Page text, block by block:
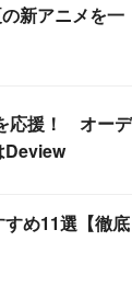
新アニメを一
応援！ オーデ
Deview
め11選【徹底